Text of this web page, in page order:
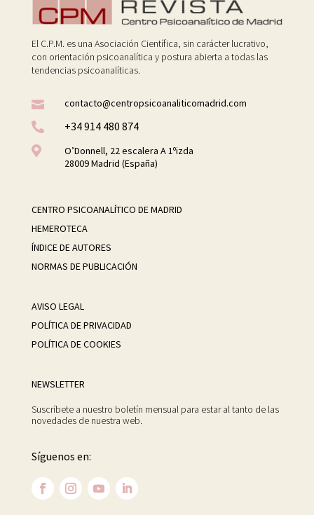
El C.P.M. es una Asociación Científica, sin carácter lucrativo,
con orientación psicoanalítica y postura abierta a todas las
tendencias psicoanalíticas.

contacto@centropsicoanaliticomadrid.com

+34 914 480 874

O’Donnell, 22 escalera A 1ºizda
28009 Madrid (España)
CENTRO PSICOANALÍTICO DE MADRID
HEMEROTECA
ÍNDICE DE AUTORES
NORMAS DE PUBLICACIÓN
AVISO LEGAL
POLÍTICA DE PRIVACIDAD
POLÍTICA DE COOKIES
NEWSLETTER
Suscríbete a nuestro boletín mensual para estar al tanto de las
novedades de nuestra web.
Síguenos en: